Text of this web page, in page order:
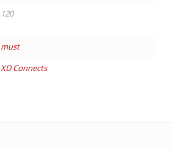
120
must
XD Connects